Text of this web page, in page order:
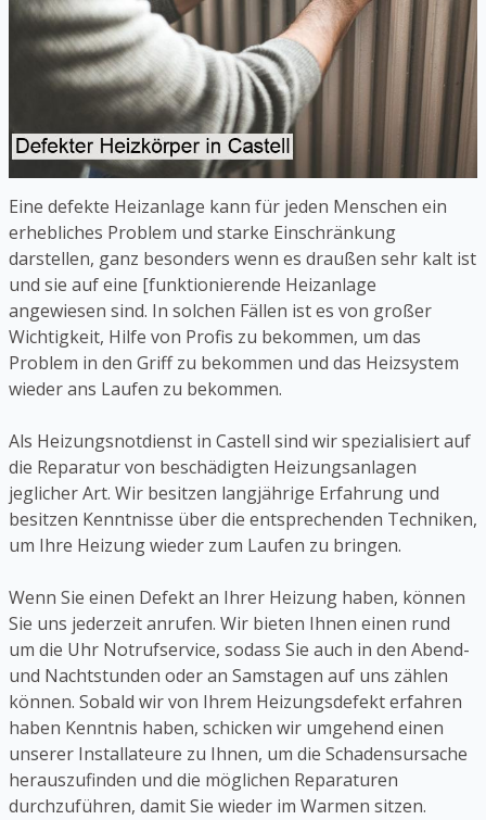
Eine defekte Heizanlage kann für jeden Menschen ein
erhebliches Problem und starke Einschränkung
darstellen, ganz besonders wenn es draußen sehr kalt ist
und sie auf eine [funktionierende Heizanlage
angewiesen sind. In solchen Fällen ist es von großer
Wichtigkeit, Hilfe von Profis zu bekommen, um das
Problem in den Griff zu bekommen und das Heizsystem
wieder ans Laufen zu bekommen.
Als Heizungsnotdienst in Castell sind wir spezialisiert auf
die Reparatur von beschädigten Heizungsanlagen
jeglicher Art. Wir besitzen langjährige Erfahrung und
besitzen Kenntnisse über die entsprechenden Techniken,
um Ihre Heizung wieder zum Laufen zu bringen.
Wenn Sie einen Defekt an Ihrer Heizung haben, können
Sie uns jederzeit anrufen. Wir bieten Ihnen einen rund
um die Uhr Notrufservice, sodass Sie auch in den Abend-
und Nachtstunden oder an Samstagen auf uns zählen
können. Sobald wir von Ihrem Heizungsdefekt erfahren
haben Kenntnis haben, schicken wir umgehend einen
unserer Installateure zu Ihnen, um die Schadensursache
herauszufinden und die möglichen Reparaturen
durchzuführen, damit Sie wieder im Warmen sitzen.